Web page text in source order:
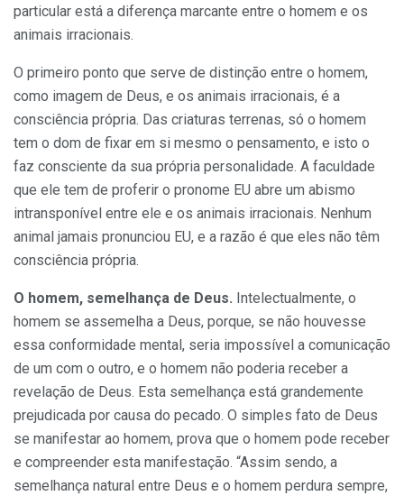
particular está a diferença marcante entre o homem e os
ani­mais irracionais.
O primeiro ponto que serve de distinção entre o homem,
como imagem de Deus, e os animais irra­cionais, é a
consciência própria. Das criaturas terrenas, só o homem
tem o dom de fixar em si mesmo o pen­samento, e isto o
faz consciente da sua própria personalidade. A faculdade
que ele tem de proferir o pro­nome EU abre um abismo
intrans­ponível entre ele e os animais irra­cionais. Nenhum
animal jamais pronunciou EU, e a razão é que eles não têm
consciência própria.
O homem, semelhança de Deus. Intelectualmente, o
homem se assemelha a Deus, porque, se não houvesse
essa conformidade men­tal, seria impossível a comunicação
de um com o outro, e o homem não poderia receber a
revelação de Deus. Esta semelhança está grande­mente
prejudicada por causa do pe­cado. O simples fato de Deus
se ma­nifestar ao homem, prova que o ho­mem pode receber
e compreender esta manifestação. “Assim sendo, a
semelhança natural entre Deus e o homem perdura sempre,